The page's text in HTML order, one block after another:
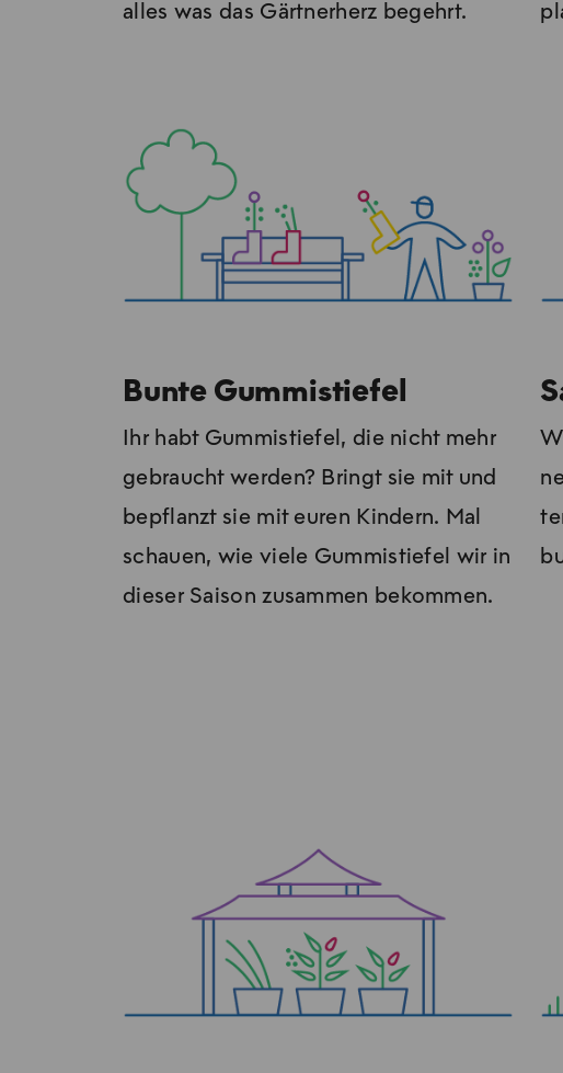
al­les was das Gärt­ner­herz be­gehrt.
Bunte Gummistiefel
Ihr habt Gummistiefel, die nicht mehr
gebraucht werden? Bringt sie mit und
bepflanzt sie mit euren Kindern. Mal
schau­en, wie vie­le Gum­mi­stie­fel wir in
die­ser Sai­son zu­sam­men be­kom­men.